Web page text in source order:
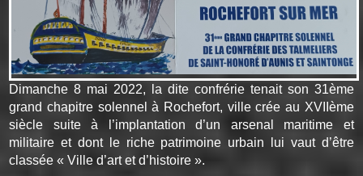
Dimanche 8 mai 2022, la dite confrérie tenait son 31ème
grand chapitre solennel à Rochefort, ville crée au XVIIème
siècle suite à l’implantation d’un arsenal maritime et
militaire et dont le riche patrimoine urbain lui vaut d’être
classée « Ville d’art et d’histoire ».